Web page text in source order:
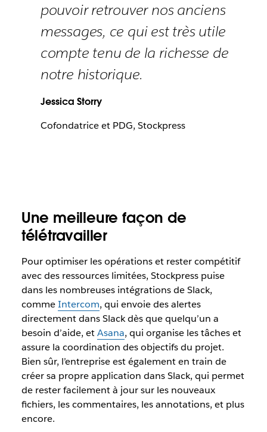
pouvoir retrouver nos anciens
messages, ce qui est très utile
compte tenu de la richesse de
notre historique.
Jessica Storry
Cofondatrice et PDG, Stockpress
Une meilleure façon de
télétravailler
Pour optimiser les opérations et rester compétitif
avec des ressources limitées, Stockpress puise
dans les nombreuses intégrations de Slack,
commeIntercom, qui envoie des alertes
directement dans Slack dès que quelqu’un a
besoin d’aide, etAsana, qui organise les tâches et
assure la coordination des objectifs du projet.
Bien sûr, l’entreprise est également en train de
créer sa propre application dans Slack, qui permet
de rester facilement à jour sur les nouveaux
fichiers, les commentaires, les annotations, et plus
encore.